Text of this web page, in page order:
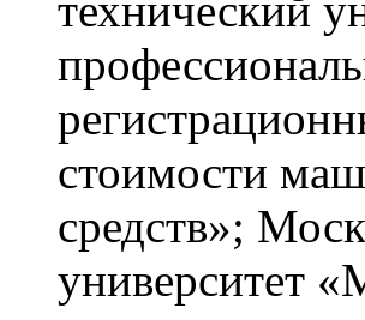
технический
стоимости
средств»;
университет